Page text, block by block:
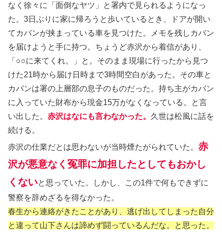
なく徐々に「面倒なヤツ」と署内で見られるようになっ
た。3日ぶりに家に帰ろうと歩いているとき、ドアが開い
てカバンが挟まっている車を見つけた。メモを残しカバン
を届けようと手に持つ。ちょうど赤沢から着信があり、
「○○に来てくれ。」と。そのまま現場に行ったから見つ
けた21時から届け日時まで3時間空白があった。その車と
カバンは署の上層部の息子のものだった。持ち主がカバン
に入っていた財布から現金15万がなくなっている。と言
い出した。 赤沢はなにも言わなかった。 久世は松風に話を
続ける。
赤沢の仕業だとは思わないが当時煙たがられていた。 赤
沢が悪意なく冤罪に加担したとしてもおかし
くないと思っていた。しかし、この1件で何もできずに
警察を辞めざるを得なかった。
春生から連絡がきたことがあり、逃げ出してしまった自分
と違って山下さんは諦めず闘っているんだな。と思った。